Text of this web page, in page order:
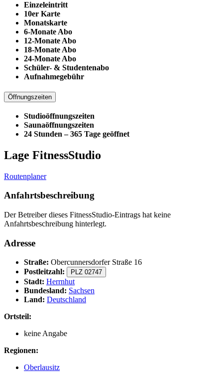
Einzeleintritt
10er Karte
Monatskarte
6-Monate Abo
12-Monate Abo
18-Monate Abo
24-Monate Abo
Schüler- & Studentenabo
Aufnahmegebühr
Öffnungszeiten
Studioöffnungszeiten
Saunaöffnungszeiten
24 Stunden – 365 Tage geöffnet
Lage FitnessStudio
Routenplaner
Anfahrtsbeschreibung
Der Betreiber dieses FitnessStudio-Eintrags hat keine
Anfahrtsbeschreibung hinterlegt.
Adresse
Straße: Obercunnersdorfer Straße 16
Postleitzahl:
PLZ 02747
Stadt: Herrnhut
Bundesland: Sachsen
Land: Deutschland
Ortsteil:
keine Angabe
Regionen:
Oberlausitz